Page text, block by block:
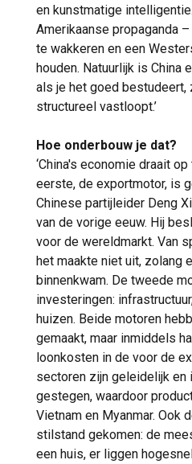
en kunstmatige
Amerikaanse propaganda
te wakkeren en een
houden. Natuurlijk is China
als je het goed bestudeert,
structureel vastloopt.’
Hoe onderbouw je dat?
‘China's economie draait
eerste, de exportmotor, is
Chinese partijleider Deng
van de vorige eeuw. Hij
voor de wereldmarkt. Van
het maakte niet uit, zolang
binnenkwam. De tweede
investeringen:
huizen. Beide motoren
gemaakt, maar inmiddels
loonkosten in de voor de
sectoren zijn geleidelijk en
gestegen, waardoor
Vietnam en Myanmar. Ook
stilstand gekomen: de
een huis, er liggen